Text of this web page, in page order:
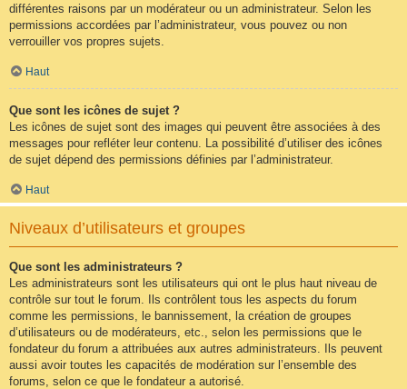
différentes raisons par un modérateur ou un administrateur. Selon les
permissions accordées par l’administrateur, vous pouvez ou non
verrouiller vos propres sujets.
Haut
Que sont les icônes de sujet ?
Les icônes de sujet sont des images qui peuvent être associées à des
messages pour refléter leur contenu. La possibilité d’utiliser des icônes
de sujet dépend des permissions définies par l’administrateur.
Haut
Niveaux d’utilisateurs et groupes
Que sont les administrateurs ?
Les administrateurs sont les utilisateurs qui ont le plus haut niveau de
contrôle sur tout le forum. Ils contrôlent tous les aspects du forum
comme les permissions, le bannissement, la création de groupes
d’utilisateurs ou de modérateurs, etc., selon les permissions que le
fondateur du forum a attribuées aux autres administrateurs. Ils peuvent
aussi avoir toutes les capacités de modération sur l’ensemble des
forums, selon ce que le fondateur a autorisé.